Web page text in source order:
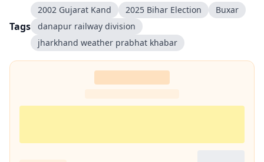
Tags
2002 Gujarat Kand 2025 Bihar Election
Buxar
danapur railway division
jharkhand weather prabhat khabar